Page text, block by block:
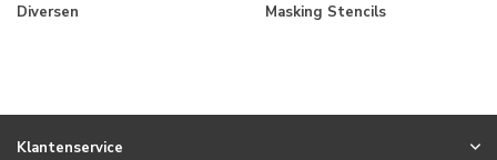
Diversen Masking Stencils
Klantenservice